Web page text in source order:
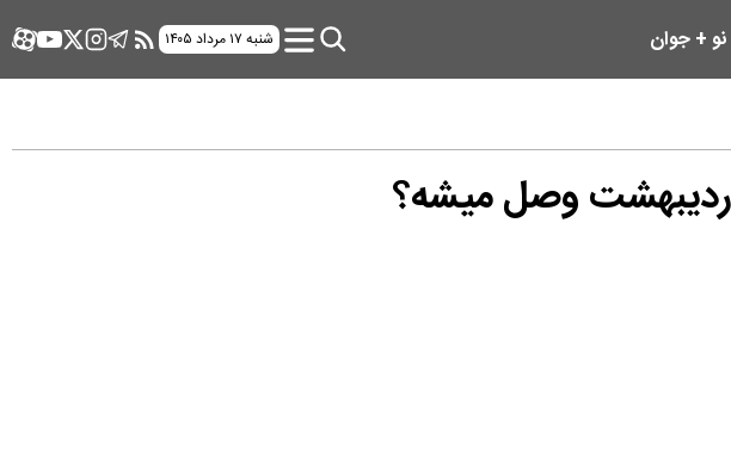
نو + جوان شنبه ۱۷ مرداد ۱۴۰۵